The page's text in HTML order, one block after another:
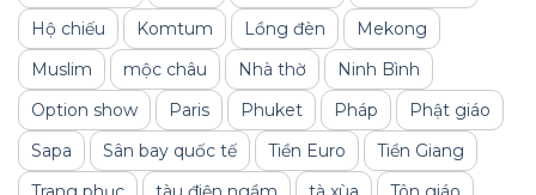
Hộ chiếu
Komtum Lồng đèn
Mekong
Muslim
mộc châu Nhà thờ
Ninh Bình
Option show
Paris Phuket Pháp
Phật giáo
Sapa
Sân bay quốc tế Tiền Euro
Tiền Giang